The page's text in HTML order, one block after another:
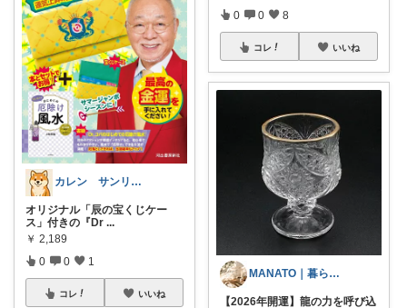
カレン サンリオとディズニーが大好き
オリジナル「辰の宝くじケー
ス」付きの『Dr ...
￥ 2,189
0 0 1
コレ いいね
0 0 8
コレ いいね
MANATO｜暮らしをちょっと上向きに。
【2026年開運】龍の力を呼び込